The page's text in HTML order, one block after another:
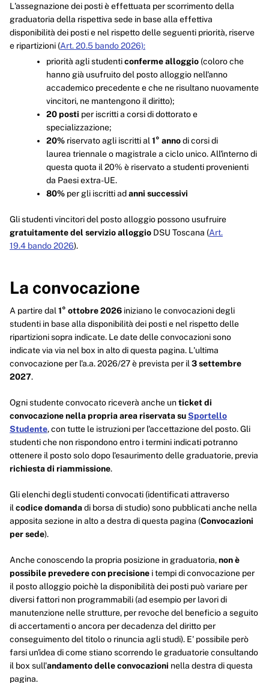
L'assegnazione dei posti è effettuata per scorrimento della
graduatoria della rispettiva sede in base alla effettiva
disponibilità dei posti e nel rispetto delle seguenti priorità, riserve
e ripartizioni (Art. 20.5 bando 2026):
priorità agli studenticonferme alloggio (coloro che
hanno già usufruito del posto alloggio nell'anno
accademico precedente e che ne risultano nuovamente
vincitori, ne mantengono il diritto);
20 posti per iscritti a corsi di dottorato e
specializzazione;
20% riservato agli iscritti al 1° annodi corsi di
laurea triennale o magistrale a ciclo unico. All'interno di
questa quota il 20% è riservato a studenti provenienti
da Paesi extra-UE.
80% per gli iscritti adanni successivi
Gli studenti vincitori del posto alloggio possono usufruire
gratuitamente del servizio alloggio DSU Toscana (Art.
19.4 bando 2026).
La convocazione
A partire dal 1° ottobre 2026 iniziano le convocazioni degli
studenti in base alla disponibilità dei posti e nel rispetto delle
ripartizioni sopra indicate. Le date delle convocazioni sono
indicate via via nel box in alto di questa pagina. L'ultima
convocazione per l'a.a. 2026/27 è prevista per il 3 settembre
2027.
Ogni studente convocato riceverà anche unticket di
convocazione nella propria area riservata suSportello
Studente,con tutte le istruzioni per l'accettazione del posto. Gli
studenti che non rispondono entro i termini indicati potranno
ottenere il posto solo dopo l'esaurimento delle graduatorie, previa
richiesta di riammissione.
Gli elenchi degli studenti convocati (identificati attraverso
il codice domandadi borsa di studio) sono pubblicati anche nella
apposita sezione in alto a destra di questa pagina (Convocazioni
per sede).
Anche conoscendo la propria posizione in graduatoria,non è
possibile prevedere con precisione i tempi di convocazione per
il posto alloggio poichè la disponibilità dei posti può variare per
diversi fattori non programmabili (ad esempio per lavori di
manutenzione nelle strutture, per revoche del beneficio a seguito
di accertamenti o ancora per decadenza del diritto per
conseguimento del titolo o rinuncia agli studi). E' possibile però
farsi un'idea di come stiano scorrendo le graduatorie consultando
il box sull'andamento delle convocazioni nella destra di questa
pagina.